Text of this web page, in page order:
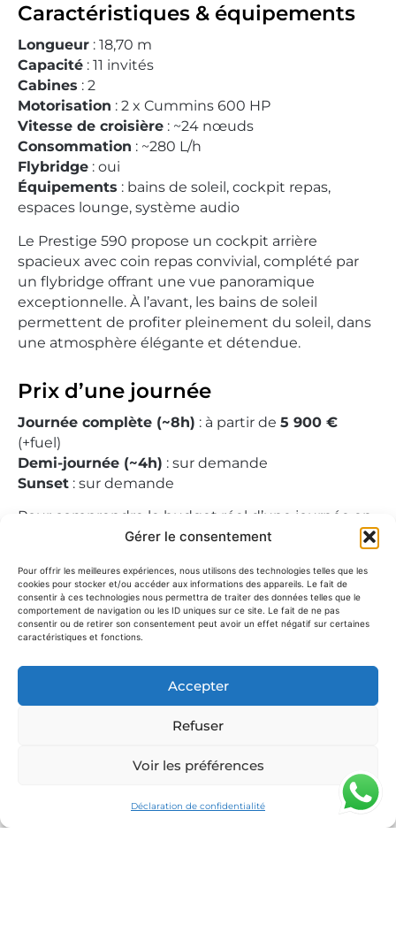
Gérer le consentement
Pour offrir les meilleures expériences, nous utilisons des technologies telles que les
cookies pour stocker et/ou accéder aux informations des appareils. Le fait de
consentir à ces technologies nous permettra de traiter des données telles que le
comportement de navigation ou les ID uniques sur ce site. Le fait de ne pas
consentir ou de retirer son consentement peut avoir un effet négatif sur certaines
caractéristiques et fonctions.
Accepter
Refuser
Voir les préférences
Déclaration de confidentialité
Caractéristiques & équipements
Longueur : 18,70 m
Capacité : 11 invités
Cabines : 2
Motorisation : 2 x Cummins 600 HP
Vitesse de croisière : ~24 nœuds
Consommation : ~280 L/h
Flybridge : oui
Équipements : bains de soleil, cockpit repas,
espaces lounge, système audio
Le Prestige 590 propose un cockpit arrière
spacieux avec coin repas convivial, complété par
un flybridge offrant une vue panoramique
exceptionnelle. À l’avant, les bains de soleil
permettent de profiter pleinement du soleil, dans
une atmosphère élégante et détendue.
Prix d’une journée
Journée complète (~8h) : à partir de 5 900 €
(+fuel)
Demi-journée (~4h) : sur demande
Sunset : sur demande
Pour comprendre le budget réel d’une journée en
mer (carburant inclus), consultez notre
guide des
Le Prestige 590 fait partie des yachts les plus
recherchés pour une journée confortable et
spacieuse sur la Côte d’Azur.
Pour quel type de sortie ?
Le Prestige 590 est idéal pour des groupes jusqu’à
recherchant un yacht moderne et
en famille, entre amis ou pour des sorties